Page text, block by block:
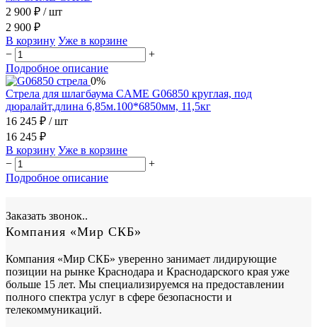
2 900 ₽ / шт
2 900 ₽
В корзину Уже в корзине
−
+
Подробное описание
0%
Стрела для шлагбаума CAME G06850 круглая, под
дюралайт,длина 6,85м.100*6850мм, 11,5кг
16 245 ₽ / шт
16 245 ₽
В корзину Уже в корзине
−
+
Подробное описание
Заказать звонок..
Компания «Мир СКБ»
Компания «Мир СКБ» уверенно занимает лидирующие
позиции на рынке Краснодара и Краснодарского края уже
больше 15 лет. Мы специализируемся на предоставлении
полного спектра услуг в сфере безопасности и
телекоммуникаций.